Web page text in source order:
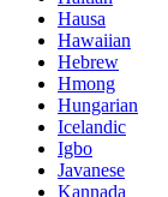
Hausa
Hawaiian
Hebrew
Hmong
Hungarian
Icelandic
Igbo
Javanese
Kannada